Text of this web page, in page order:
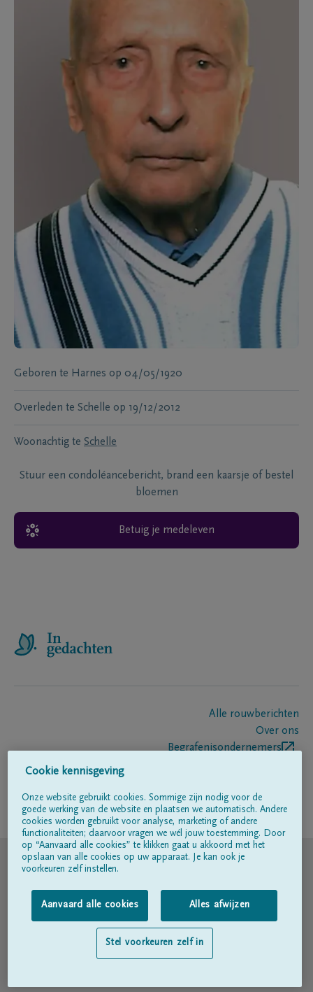
Geboren te Harnes op 04/05/1920
Overleden te Schelle op 19/12/2012
Woonachtig te Schelle
Stuur een condoléancebericht, brand een kaarsje of bestel
bloemen
Betuig je medeleven
Alle rouwberichten
Over ons
Begrafenisondernemers
Volg ons op
© DELA
Gebruiksvoorwaarden
Privacyverklaring
Toegankelijkheidsverklaring
Cookie kennisgeving
Onze website gebruikt cookies. Sommige zijn nodig voor de
goede werking van de website en plaatsen we automatisch. Andere
cookies worden gebruikt voor analyse, marketing of andere
functionaliteiten; daarvoor vragen we wél jouw toestemming. Door
op “Aanvaard alle cookies” te klikken gaat u akkoord met het
opslaan van alle cookies op uw apparaat. Je kan ook je
voorkeuren zelf instellen.
Aanvaard alle cookies Alles afwijzen
Stel voorkeuren zelf in